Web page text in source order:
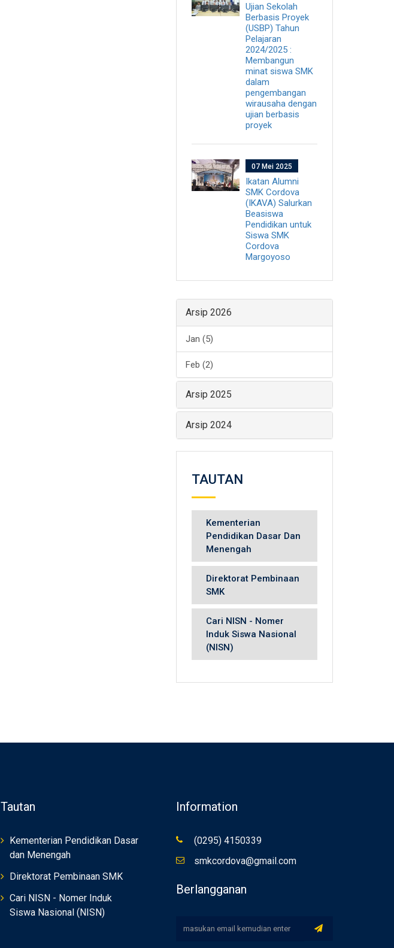
Ujian Sekolah
Berbasis Proyek
(USBP) Tahun
Pelajaran
2024/2025 :
Membangun
minat siswa SMK
dalam
pengembangan
wirausaha dengan
ujian berbasis
proyek
07 Mei 2025
Ikatan Alumni
SMK Cordova
(IKAVA) Salurkan
Beasiswa
Pendidikan untuk
Siswa SMK
Cordova
Margoyoso
Arsip 2026
Jan (5)
Feb (2)
Arsip 2025
Arsip 2024
TAUTAN
Kementerian
Pendidikan Dasar Dan
Menengah
Direktorat Pembinaan
SMK
Cari NISN - Nomer
Induk Siswa Nasional
(NISN)
Tautan
Kementerian Pendidikan Dasar
dan Menengah
Direktorat Pembinaan SMK
Cari NISN - Nomer Induk
Siswa Nasional (NISN)
Information
(0295) 4150339
smkcordova@gmail.com
Berlangganan